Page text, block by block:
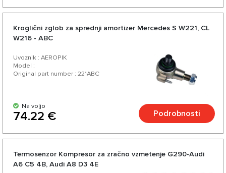
Kroglični zglob za sprednji amortizer Mercedes S W221, CL
W216 - ABC
Uvoznik : AEROPIK
Model :
Original part number : 221ABC
Na voljo
74.22 € Podrobnosti
Termosenzor Kompresor za zračno vzmetenje G290-Audi
A6 C5 4B, Audi A8 D3 4E